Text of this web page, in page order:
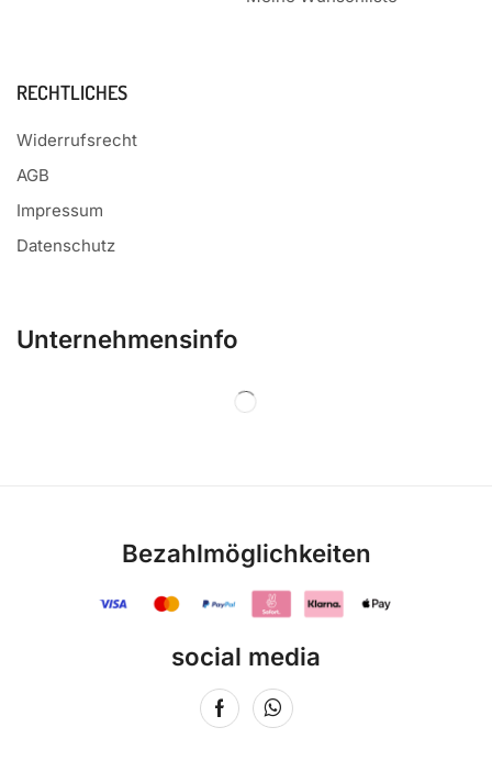
RECHTLICHES
Widerrufsrecht
AGB
Impressum
Datenschutz
Unternehmensinfo
Bezahlmöglichkeiten
social media